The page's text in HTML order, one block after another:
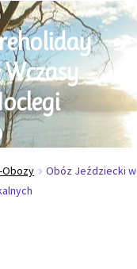
Obozy
Obóz Jeździecki